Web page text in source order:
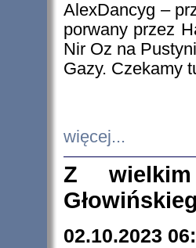
AlexDancyg –
porwany przez
Nir Oz na
Gazy. Czekamy
więcej...
Z
02.10.2023